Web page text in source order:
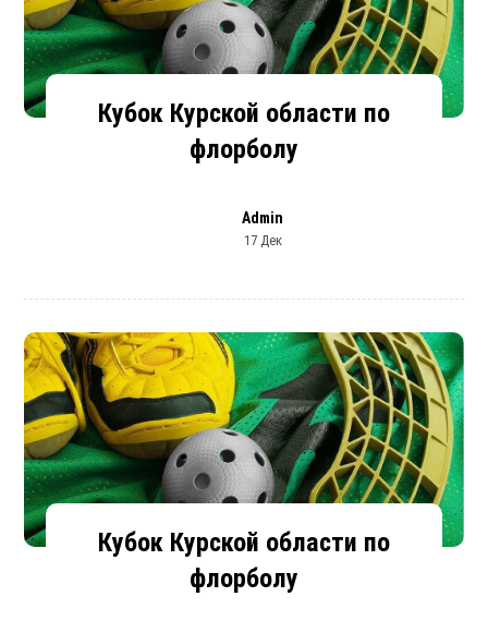
Кубок Курской области по
флорболу
Admin
17 Дек
Кубок Курской области по
флорболу